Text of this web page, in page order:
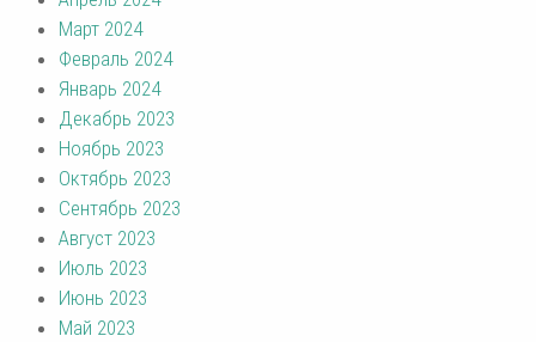
Март 2024
Февраль 2024
Январь 2024
Декабрь 2023
Ноябрь 2023
Октябрь 2023
Сентябрь 2023
Август 2023
Июль 2023
Июнь 2023
Май 2023